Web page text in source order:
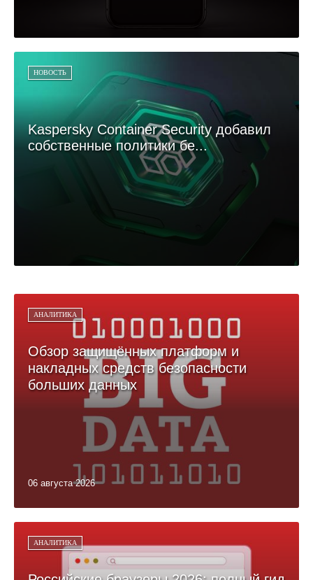
НОВОСТЬ
Kaspersky Container Security добавил
собственные политики бе...
АНАЛИТИКА
Обзор защищённых платформ и
накладных средств безопасности
больших данных
06 августа 2026
АНАЛИТИКА